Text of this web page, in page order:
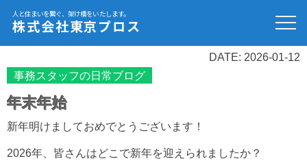
人と住まいを繋ぐ、架け橋をいたします。
株式会社東京プロス
DATE: 2026-01-12
事務スタッフの日常ブログ
年末年始
新年明けましておめでとうございます！
2026年、皆さんはどこで新年を迎えられましたか？